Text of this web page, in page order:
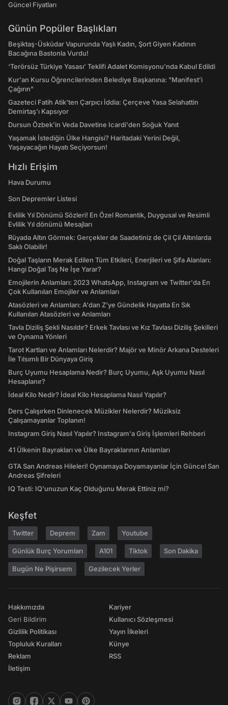
Güncel Fiyatları
Günün Popüler Başlıkları
Beşiktaş-Üsküdar Vapurunda Yaşlı Kadın, Şort Giyen Kadının
Bacağına Bastonla Vurdu!
‘Terörsüz Türkiye Yasası’ Teklifi Adalet Komisyonu'nda Kabul Edildi
Kur'an Kursu Öğrencilerinden Belediye Başkanına: "Manifest’i
Çağırın"
Gazeteci Fatih Atik'ten Çarpıcı İddia: Çerçeve Yasa Selahattin
Demirtaş'ı Kapsıyor
Dursun Özbek'in Veda Davetine Icardi'den Soğuk Yanıt
Yaşamak İstediğin Ülke Hangisi? Haritadaki Yerini Değil,
Yaşayacağın Hayatı Seçiyorsun!
Hızlı Erişim
Hava Durumu
Son Depremler Listesi
Evlilik Yıl Dönümü Sözleri! En Özel Romantik, Duygusal ve Resimli
Evlilik Yıl dönümü Mesajları
Rüyada Altın Görmek: Gerçekler de Saadetiniz de Çil Çil Altınlarda
Saklı Olabilir!
Doğal Taşların Merak Edilen Tüm Etkileri, Enerjileri ve Şifa Alanları:
Hangi Doğal Taş Ne İşe Yarar?
Emojilerin Anlamları: 2023 WhatsApp, Instagram ve Twitter'da En
Çok Kullanılan Emojiler ve Anlamları
Atasözleri ve Anlamları: A'dan Z'ye Gündelik Hayatta En Sık
Kullanılan Atasözleri ve Anlamları
Tavla Diziliş Şekli Nasıldır? Erkek Tavlası ve Kız Tavlası Diziliş Şekilleri
ve Oynama Yönleri
Tarot Kartları ve Anlamları Nelerdir? Majör ve Minör Arkana Desteleri
İle Tılsımlı Bir Dünyaya Giriş
Burç Uyumu Hesaplama Nedir? Burç Uyumu, Aşk Uyumu Nasıl
Hesaplanır?
İdeal Kilo Nedir? İdeal Kilo Hesaplama Nasıl Yapılır?
Ders Çalışırken Dinlenecek Müzikler Nelerdir? Müziksiz
Çalışamayanlar Toplanın!
Instagram Giriş Nasıl Yapılır? Instagram'a Giriş İşlemleri Rehberi
41 Ülkenin Bayrakları ve Ülke Bayraklarının Anlamları
GTA San Andreas Hileleri! Oynamaya Doyamayanlar İçin Güncel San
Andreas Şifreleri
IQ Testi: IQ'unuzun Kaç Olduğunu Merak Ettiniz mi?
Keşfet
Twitter Deprem Zam Youtube
Günlük Burç Yorumları A101 Tiktok Son Dakika
Bugün Ne Pişirsem Gezilecek Yerler
Hakkımızda
Geri Bildirim
Gizlilik Politikası
Topluluk Kuralları
Reklam
İletişim
Kariyer
Kullanıcı Sözleşmesi
Yayın İlkeleri
Künye
RSS